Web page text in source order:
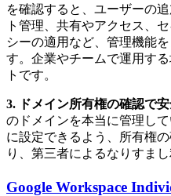
を確認すると、ユーザーの
ト管理、共有やアクセス、
シーの適用など、管理機能
す。企業やチームで運用す
トです。
3. ドメイン所有権の確認で
のドメインを本当に管理して
に設定できるよう、所有権
り、第三者によるなりすま
Google Workspace